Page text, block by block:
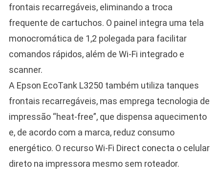
frontais recarregáveis, eliminando a troca
frequente de cartuchos. O painel integra uma tela
monocromática de 1,2 polegada para facilitar
comandos rápidos, além de Wi-Fi integrado e
scanner.
A Epson EcoTank L3250 também utiliza tanques
frontais recarregáveis, mas emprega tecnologia de
impressão “heat-free”, que dispensa aquecimento
e, de acordo com a marca, reduz consumo
energético. O recurso Wi-Fi Direct conecta o celular
direto na impressora mesmo sem roteador.